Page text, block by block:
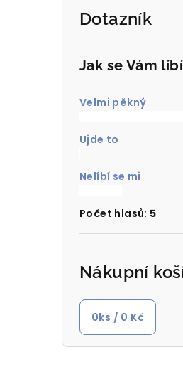
Dotazník
Jak se Vám
Velmi pěkný
Ujde to
Nelíbí se mi
Počet hlasů: 5
Nákupní
0ks / 0 Kč